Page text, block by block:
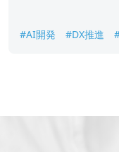
#AI開発 #DX推進